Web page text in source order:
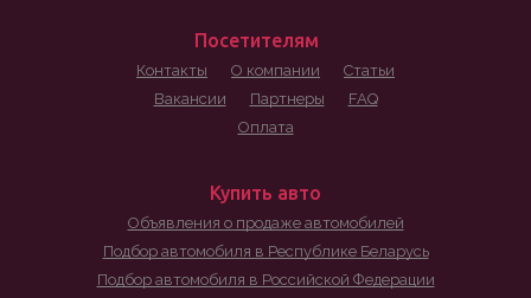
Посетителям
Контакты О компании
Статьи
Вакансии
Партнеры
FAQ
Оплата
Купить авто
Объявления о продаже автомобилей
Подбор автомобиля в Республике Беларусь
Подбор автомобиля в Российской Федерации